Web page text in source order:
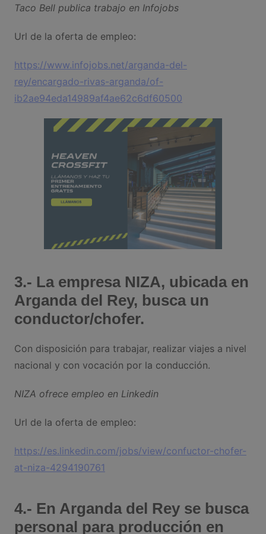
Taco Bell publica trabajo en Infojobs
Url de la oferta de empleo:
https://www.infojobs.net/arganda-del-
rey/encargado-rivas-arganda/of-
ib2ae94eda14989af4ae62c6df60500
3.- La empresa NIZA, ubicada en
Arganda del Rey, busca un
conductor/chofer.
Con disposición para trabajar, realizar viajes a nivel
nacional y con vocación por la conducción.
NIZA ofrece empleo en Linkedin
Url de la oferta de empleo:
https://es.linkedin.com/jobs/view/confuctor-chofer-
at-niza-4294190761
4.- En Arganda del Rey se busca
personal para producción en